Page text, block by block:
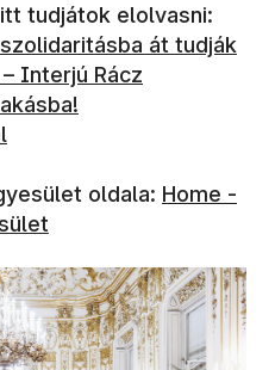
tudjátok elolvasni:
át tudják
Interjú Rácz
oldala: (új
Home -